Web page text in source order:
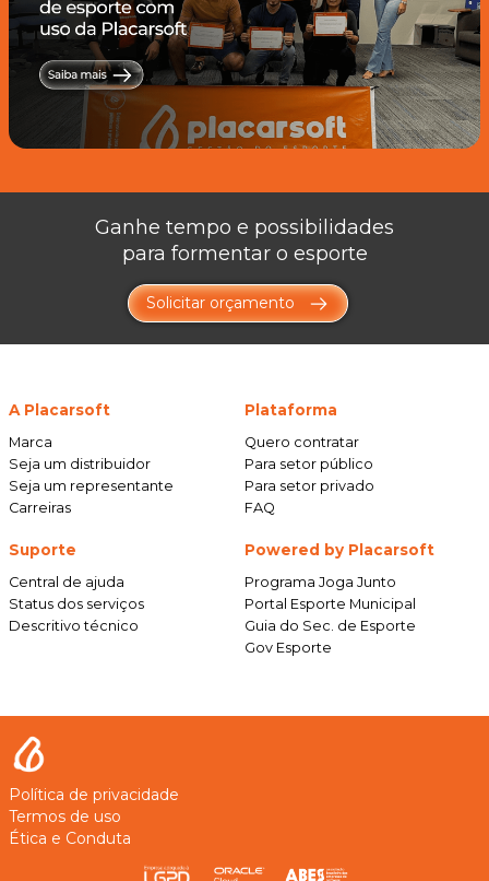
Ganhe tempo e possibilidades
para formentar o esporte
Solicitar orçamento
A Placarsoft
Marca
Seja um distribuidor
Seja um representante
Carreiras
Plataforma
Quero contratar
Para setor público
Para setor privado
FAQ
Suporte
Central de ajuda
Status dos serviços
Descritivo técnico
Powered by Placarsoft
Programa Joga Junto
Portal Esporte Municipal
Guia do Sec. de Esporte
Gov Esporte
Política de privacidade
Termos de uso
Ética e Conduta